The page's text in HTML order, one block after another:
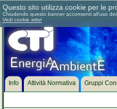
Chi siamo Dove siamo Contattaci
Info Attività Normativa Gruppi
Questo sito utilizza cookie per le
Chiudendo questo banner acconsenti all'uso dei
Vedi cookie attivi